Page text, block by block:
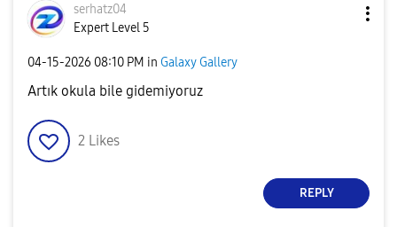
serhatz04
Expert Level 5
‎04-15-2026 08:10 PM in Galaxy Gallery
Artık okula bile gidemiyoruz
2 Likes
REPLY